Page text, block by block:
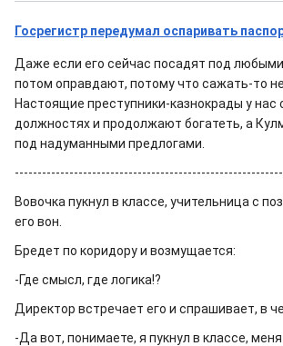
Госрегистр передумал оспаривать
Даже если его сейчас посадят под
потом оправдают, потому что сажать-то не
Настоящие преступники-казнокрады у нас
должностях и продолжают богатеть, а
под надуманными предлогами.
Вовочка пукнул в классе, учительница с
его вон.
Бредет по коридору и возмущается:
-Где смысл, где логика!?
Директор встречает его и спрашивает, в
-Да вот, понимаете, я пукнул в классе,